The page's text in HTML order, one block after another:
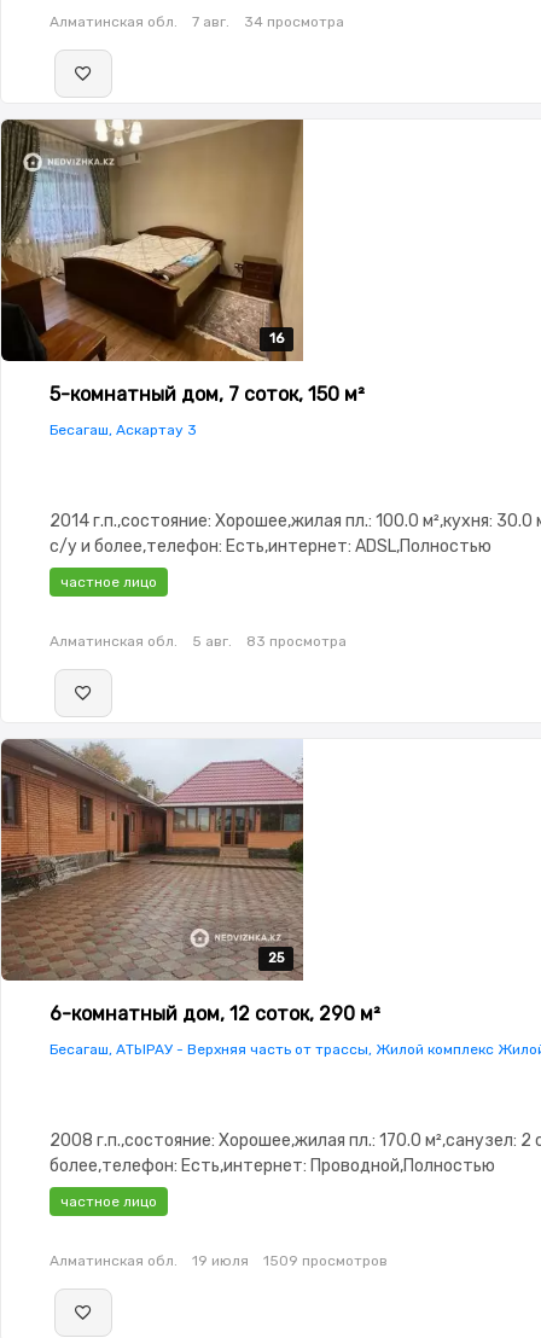
Алматинская обл. 7 авг. 34 просмотра
16
16
16
16
16
5-комнатный дом, 7 соток, 150 м²
Бесагаш, Аскартау 3
2014 г.п.,состояние: Хорошее,жилая пл.: 100.0 м²,кухня: 30.0
с/у и более,телефон: Есть,интернет: ADSL,Полностью
меблирована,Полностью меблирована,потолки: 3.1,Решетки
окнах,Сигнализация,Видеонаблюдение,Пластиковые
частное лицо
Алматинская обл. 5 авг. 83 просмотра
25
25
25
25
25
6-комнатный дом, 12 соток, 290 м²
Бесагаш, АТЫРАУ - Верхняя часть от трассы, Жилой комплекс
2008 г.п.,состояние: Хорошее,жилая пл.: 170.0 м²,санузел: 2
более,телефон: Есть,интернет: Проводной,Полностью
меблирована,Полностью меблирована,потолки:
окнах,Домофон,Пластиковые
частное лицо
Алматинская обл. 19 июля 1509 просмотров